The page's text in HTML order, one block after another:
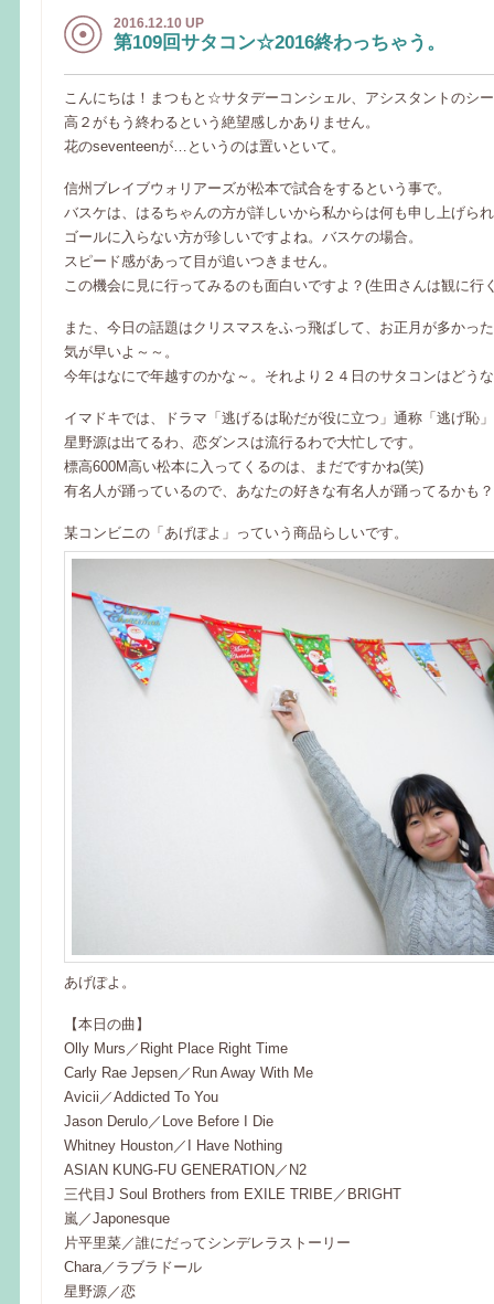
2016.12.10 UP
第109回サタコン☆2016終わっちゃう。
こんにちは！まつもと☆サタデーコンシェル、アシスタントのシ
高２がもう終わるという絶望感しかありません。
花のseventeenが…というのは置いといて。
信州ブレイブウォリアーズが松本で試合をするという事で。
バスケは、はるちゃんの方が詳しいから私からは何も申し上げら
ゴールに入らない方が珍しいですよね。バスケの場合。
スピード感があって目が追いつきません。
この機会に見に行ってみるのも面白いですよ？(生田さんは観に行
また、今日の話題はクリスマスをふっ飛ばして、お正月が多かっ
気が早いよ～～。
今年はなにで年越すのかな～。それより２４日のサタコンはどう
イマドキでは、ドラマ「逃げるは恥だが役に立つ」通称「逃げ恥
星野源は出てるわ、恋ダンスは流行るわで大忙しです。
標高600M高い松本に入ってくるのは、まだですかね(笑)
有名人が踊っているので、あなたの好きな有名人が踊ってるかも？
某コンビニの「あげぽよ」っていう商品らしいです。
あげぽよ。
【本日の曲】
Olly Murs／Right Place Right Time
Carly Rae Jepsen／Run Away With Me
Avicii／Addicted To You
Jason Derulo／Love Before I Die
Whitney Houston／I Have Nothing
ASIAN KUNG-FU GENERATION／N2
三代目J Soul Brothers from EXILE TRIBE／BRIGHT
嵐／Japonesque
片平里菜／誰にだってシンデレラストーリー
Chara／ラブラドール
星野源／恋